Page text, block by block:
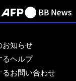
お知らせ
るヘルプ
るお問い合わせ